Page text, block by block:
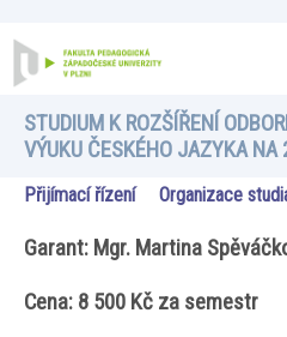
STUDIUM K ROZŠÍŘENÍ
VÝUKU ČESKÉHO JAZYKA
Přijímací řízení Organizace
Garant: Mgr. Martina
Cena: 8 500 Kč za semestr